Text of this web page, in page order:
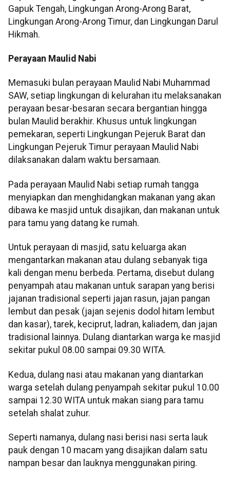
Gapuk Tengah, Lingkungan Arong-Arong Barat,
Lingkungan Arong-Arong Timur, dan Lingkungan Darul
Hikmah.
Perayaan Maulid Nabi
Memasuki bulan perayaan Maulid Nabi Muhammad
SAW, setiap lingkungan di kelurahan itu melaksanakan
perayaan besar-besaran secara bergantian hingga
bulan Maulid berakhir. Khusus untuk lingkungan
pemekaran, seperti Lingkungan Pejeruk Barat dan
Lingkungan Pejeruk Timur perayaan Maulid Nabi
dilaksanakan dalam waktu bersamaan.
Pada perayaan Maulid Nabi setiap rumah tangga
menyiapkan dan menghidangkan makanan yang akan
dibawa ke masjid untuk disajikan, dan makanan untuk
para tamu yang datang ke rumah.
Untuk perayaan di masjid, satu keluarga akan
mengantarkan makanan atau dulang sebanyak tiga
kali dengan menu berbeda. Pertama, disebut dulang
penyampah atau makanan untuk sarapan yang berisi
jajanan tradisional seperti jajan rasun, jajan pangan
lembut dan pesak (jajan sejenis dodol hitam lembut
dan kasar), tarek, keciprut, ladran, kaliadem, dan jajan
tradisional lainnya. Dulang diantarkan warga ke masjid
sekitar pukul 08.00 sampai 09.30 WITA.
Kedua, dulang nasi atau makanan yang diantarkan
warga setelah dulang penyampah sekitar pukul 10.00
sampai 12.30 WITA untuk makan siang para tamu
setelah shalat zuhur.
Seperti namanya, dulang nasi berisi nasi serta lauk
pauk dengan 10 macam yang disajikan dalam satu
nampan besar dan lauknya menggunakan piring.